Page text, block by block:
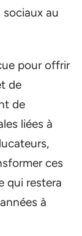
au
pour offrir
de
de
liées à
ces
qui restera
à